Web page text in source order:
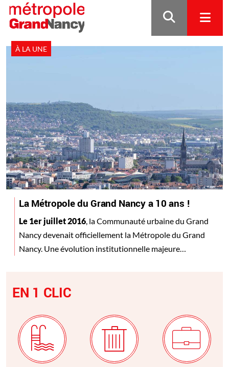
Gestion de vos préférences sur les cookies
À LA UNE
La Métropole du Grand Nancy a 10 ans !
Le 1er juillet 2016, la Communauté urbaine du Grand
Nancy devenait officiellement la Métropole du Grand
Nancy. Une évolution institutionnelle majeure…
EN 1 CLIC